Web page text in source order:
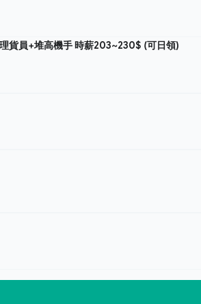
貨員+堆高機手 時薪203~230$ (可日領)